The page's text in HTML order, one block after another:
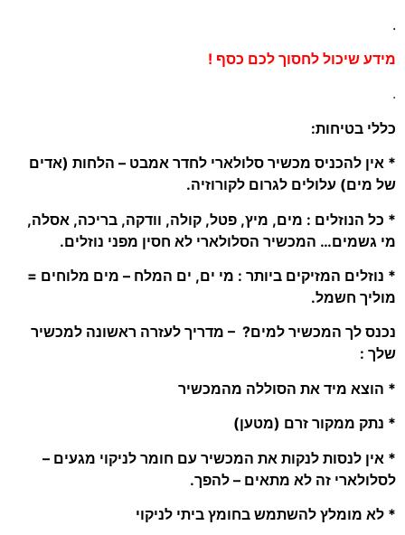
.
מידע שיכול לחסוך לכם כסף !
.
כללי בטיחות:
* אין להכניס מכשיר סלולארי לחדר אמבט – הלחות (אדים
של מים) עלולים לגרום לקורוזיה.
* כל הנוזלים : מים, מיץ, פטל, קולה, וודקה, בריכה, אסלה,
מי גשמים… המכשיר הסלולארי לא חסין מפני נוזלים.
* נוזלים המזיקים ביותר : מי ים, ים המלח – מים מלוחים =
מוליך חשמל.
נכנס לך המכשיר למים? – מדריך לעזרה ראשונה למכשיר
שלך :
* הוצא מיד את הסוללה מהמכשיר
* נתק ממקור זרם (מטען)
* אין לנסות לנקות את המכשיר עם חומר לניקוי מגעים –
לסלולארי זה לא מתאים – להפך.
* לא מומלץ להשתמש בחומץ ביתי לניקוי